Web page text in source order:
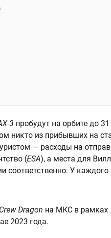
3 пробудут на орбите до
никто из прибывших на
— расходы на
(ESA), а места для
соответственно. У каждого
Crew Dragon на МКС в рамках
2023 года.